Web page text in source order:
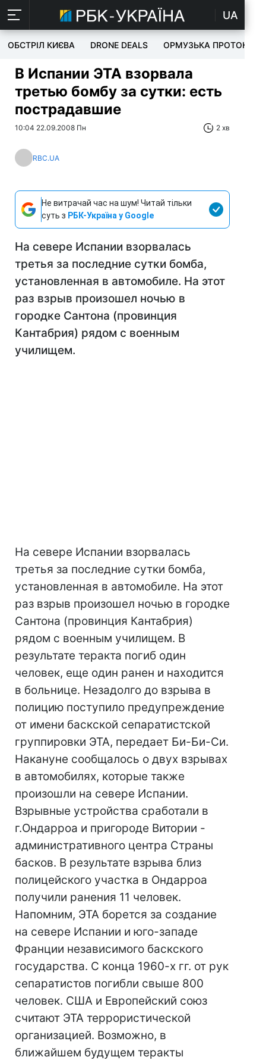
UA
ОБСТРІЛ КИЄВА DRONE DEALS ОРМУЗЬКА ПРОТОКА
В Испании ЭТА взорвала
третью бомбу за сутки: есть
пострадавшие
10:04 22.09.2008 Пн 2 хв
RBC.UA
Не витрачай час на шум! Читай тільки
суть з РБК-Україна у Google
На севере Испании взорвалась
третья за последние сутки бомба,
установленная в автомобиле. На этот
раз взрыв произошел ночью в
городке Сантона (провинция
Кантабрия) рядом с военным
училищем.
На севере Испании взорвалась
третья за последние сутки бомба,
установленная в автомобиле. На этот
раз взрыв произошел ночью в городке
Сантона (провинция Кантабрия)
рядом с военным училищем. В
результате теракта погиб один
человек, еще один ранен и находится
в больнице. Незадолго до взрыва в
полицию поступило предупреждение
от имени баскской сепаратистской
группировки ЭТА, передает Би-Би-Си.
Накануне сообщалось о двух взрывах
в автомобилях, которые также
произошли на севере Испании.
Взрывные устройства сработали в
г.Ондарроа и пригороде Витории -
административного центра Страны
басков. В результате взрыва близ
полицейского участка в Ондарроа
получили ранения 11 человек.
Напомним, ЭТА борется за создание
на севере Испании и юго-западе
Франции независимого баскского
государства. С конца 1960-х гг. от рук
сепаратистов погибли свыше 800
человек. США и Европейский союз
считают ЭТА террористической
организацией. Возможно, в
ближайшем будущем теракты